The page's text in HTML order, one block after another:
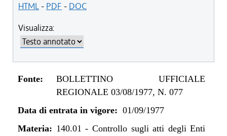
HTML- PDF - DOC
Visualizza:
Fonte:
BOLLETTINO UFFICIALE
REGIONALE 03/08/1977, N. 077
Data di entrata in vigore: 01/09/1977
Materia: 140.01 - Controllo sugli atti degli Enti